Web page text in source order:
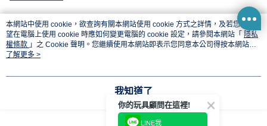
熱門標籤
本網站中使用 cookie，欲查詢有關本網站使用 cookie 方式之詳情，及若您不希
望在電腦上使用 cookie 時應如何變更電腦的 cookie 設定，請參閱本網站「 隱私
權條款 」之 Cookie 聲明。您繼續使用本網站即表示您同意本公司得按本網站使
用條款之 Cookie 聲明使用 cookie。
了解更多 >
我知道了
你的玩具顧問在這裡!
LINE我